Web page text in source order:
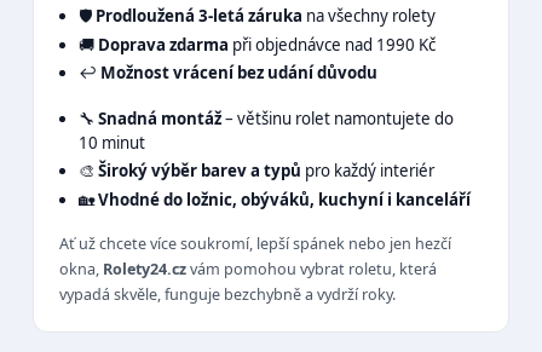
🛡️ Prodloužená 3-letá záruka na všechny rolety
🚚 Doprava zdarma při objednávce nad 1990 Kč
↩️ Možnost vrácení bez udání důvodu
🔧 Snadná montáž– většinu rolet namontujete do
10 minut
🎨 Široký výběr barev a typů pro každý interiér
🏡Vhodné do ložnic, obýváků, kuchyní i kanceláří
Ať už chcete více soukromí, lepší spánek nebo jen hezčí
okna, Rolety24.czvám pomohou vybrat roletu, která
vypadá skvěle, funguje bezchybně a vydrží roky.